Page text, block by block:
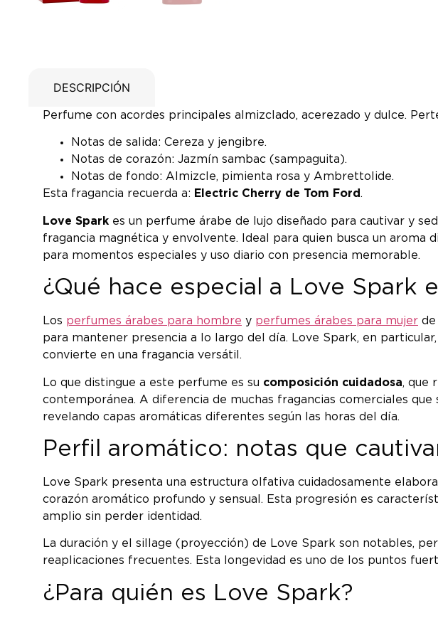
DESCRIPCIÓN
Perfume con acordes principales almizclado, acerezado y dulce.
Notas de salida: Cereza y jengibre.
Notas de corazón: Jazmín sambac (sampaguita).
Notas de fondo: Almizcle, pimienta rosa y Ambrettolide.
Esta fragancia recuerda a: Electric Cherry de Tom Ford.
Love Spark es un perfume árabe de lujo diseñado para cautivar y
fragancia magnética y envolvente. Ideal para quien busca un
para momentos especiales y uso diario con presencia memorable.
¿Qué hace especial a Love Spark
Los perfumes árabes para hombre y perfumes árabes para mujer de
para mantener presencia a lo largo del día. Love Spark, en
convierte en una fragancia versátil.
Lo que distingue a este perfume es su composición cuidadosa, que
contemporánea. A diferencia de muchas fragancias comerciales
revelando capas aromáticas diferentes según las horas del día.
Perfil aromático: notas que
Love Spark presenta una estructura olfativa cuidadosamente
corazón aromático profundo y sensual. Esta progresión es
amplio sin perder identidad.
La duración y el sillage (proyección) de Love Spark son notables,
reaplicaciones frecuentes. Esta longevidad es uno de los puntos
¿Para quién es Love Spark?